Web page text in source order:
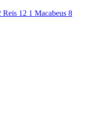
Reis 12 1 Macabeus 8